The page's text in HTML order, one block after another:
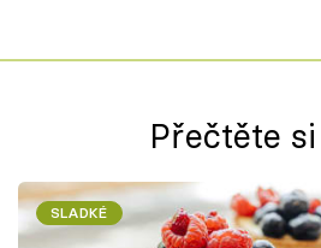
Přečtěte
SLADKÉ